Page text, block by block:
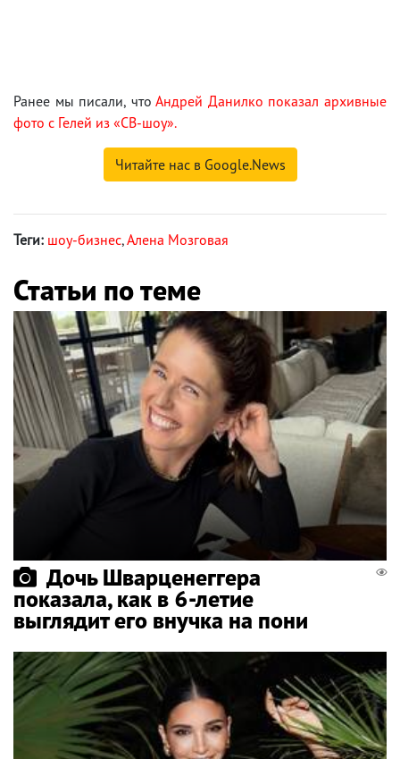
Ранее мы писали, чтоАндрей Данилко показал архивные
фото с Гелей из «СВ-шоу».
Читайте нас в Google.News
Теги: шоу-бизнес,Алена Мозговая
Статьи по теме
Дочь Шварценеггера
показала, как в 6-летие
выглядит его внучка на пони